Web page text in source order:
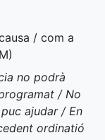
/ com a
)
no podrà
/ No
ajudar / En
ordinatió